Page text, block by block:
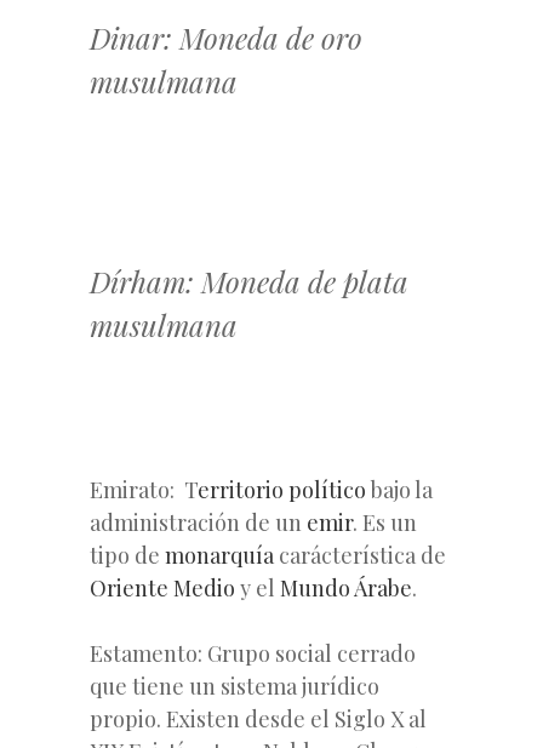
Dinar: Moneda de oro
musulmana
Dírham: Moneda de plata
musulmana
Emirato: Territorio político bajo la
administración de un emir. Es un
tipo de monarquía carácterística de
Oriente Medio y el Mundo Árabe.
Estamento: Grupo social cerrado
que tiene un sistema jurídico
propio. Existen desde el Siglo X al